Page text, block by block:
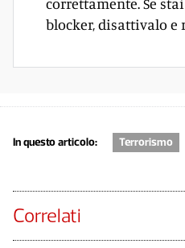
blocker, disattivalo e
In questo articolo: Terrorismo
Correlati